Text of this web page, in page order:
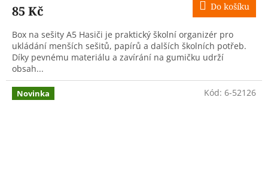
85 Kč Do košíku
Box na sešity A5 Hasiči je praktický školní organizér pro
ukládání menších sešitů, papírů a dalších školních potřeb.
Díky pevnému materiálu a zavírání na gumičku udrží
obsah...
Novinka Kód: 6-52126